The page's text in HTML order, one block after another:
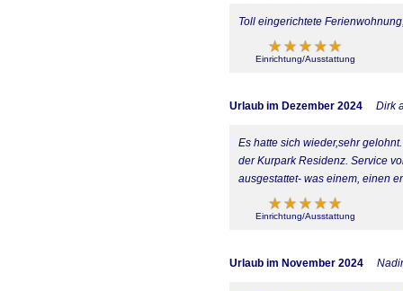
Toll eingerichtete
Einrichtung/Ausstattung
Urlaub im Dezember 2024 Dirk
Es hatte sich wieder,sehr
der Kurpark Residenz. Service
ausgestattet- was einem, einen
Einrichtung/Ausstattung
Urlaub im November 2024